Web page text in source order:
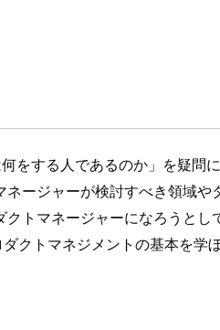
をする人であるのか」を疑問
ージャーが検討すべき領域
トマネージャーになろうと
クトマネジメントの基本を学